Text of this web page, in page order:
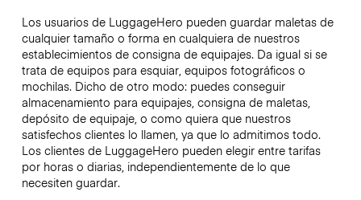
Los usuarios de LuggageHero pueden guardar maletas de
cualquier tamaño o forma en cualquiera de nuestros
establecimientos de consigna de equipajes. Da igual si se
trata de equipos para esquiar, equipos fotográficos o
mochilas. Dicho de otro modo: puedes conseguir
almacenamiento para equipajes, consigna de maletas,
depósito de equipaje, o como quiera que nuestros
satisfechos clientes lo llamen, ya que lo admitimos todo.
Los clientes de LuggageHero pueden elegir entre tarifas
por horas o diarias, independientemente de lo que
necesiten guardar.